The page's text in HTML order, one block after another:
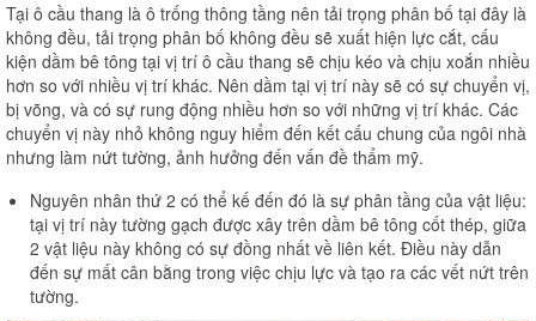
Tại ô cầu thang là ô trống thông tầng nên tải trọng phân bố tại đây là
không đều, tải trọng phân bố không đều sẽ xuất hiện lực cắt, cấu
kiện dầm bê tông tại vị trí ô cầu thang sẽ chịu kéo và chịu xoắn nhiều
hơn so với nhiều vị trí khác. Nên dầm tại vị trí này sẽ có sự chuyển vị,
bị võng, và có sự rung động nhiều hơn so với những vị trí khác. Các
chuyển vị này nhỏ không nguy hiểm đến kết cấu chung của ngôi nhà
nhưng làm nứt tường, ảnh hưởng đến vấn đề thẩm mỹ.
Nguyên nhân thứ 2 có thể kế đến đó là sự phân tầng của vật liệu:
tại vị trí này tường gạch được xây trên dầm bê tông cốt thép, giữa
2 vật liệu này không có sự đồng nhất về liên kết. Điều này dẫn
đến sự mất cân bằng trong việc chịu lực và tạo ra các vết nứt trên
tường.